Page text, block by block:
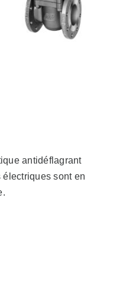
antidéflagrant
sont en